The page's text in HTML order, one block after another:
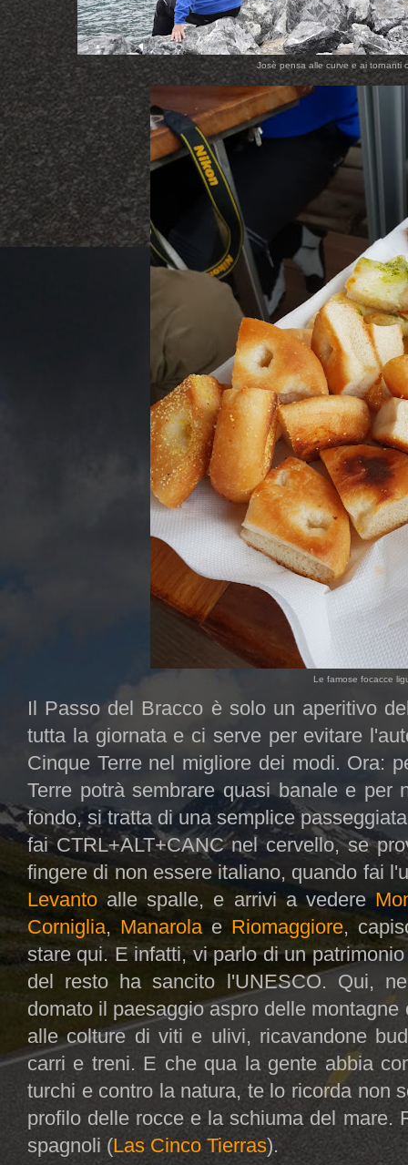
Josè pensa alle curve e ai tornanti
Le famose focacce
Il Passo del Bracco è solo un aperitivo
tutta la giornata e ci serve per evitare
Cinque Terre nel migliore dei modi. Ora:
Terre potrà sembrare quasi banale e per
fondo, si tratta di una semplice
fai CTRL+ALT+CANC nel cervello, se
fingere di non essere italiano, quando fai
Levanto alle spalle, e arrivi a vedere
Corniglia, Manarolae Riomaggiore,
stare qui. E infatti, vi parlo di un
del resto ha sancito l'UNESCO. Qui,
domato il paesaggio aspro delle
alle colture di viti e ulivi, ricavandone
carri e treni. E che qua la gente abbia
turchi e contro la natura, te lo ricorda non
profilo delle rocce e la schiuma del mare.
spagnoli (Las Cinco Tierras).